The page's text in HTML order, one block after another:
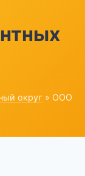
округ » ООО